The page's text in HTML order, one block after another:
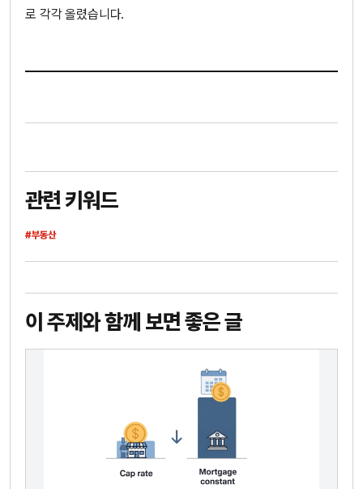
로 각각 올렸습니다.
관련 키워드
#부동산
이 주제와 함께 보면 좋은 글